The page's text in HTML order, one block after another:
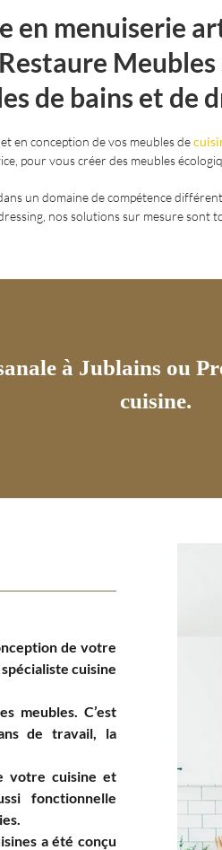
en menuiserie
de bains et de
en conception de vos meubles de
pour vous créer des meubles
un domaine de compétence
nos solutions sur mesure sont
à Jublains ou
cuisine.
de votre
cuisine
meubles. C’est
de travail, la
votre cuisine et
fonctionnelle
a été conçu